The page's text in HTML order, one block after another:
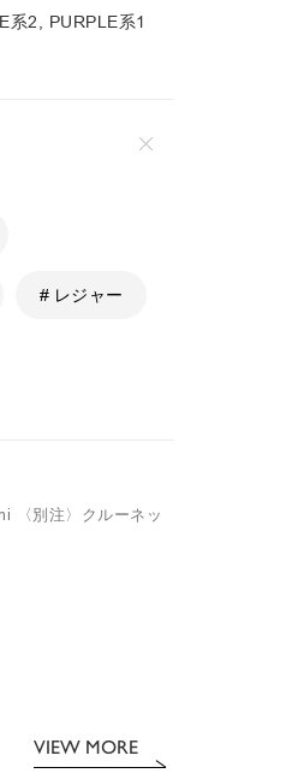
系2, PURPLE系1
# レジャー
〈別注〉クルーネッ
VIEW MORE